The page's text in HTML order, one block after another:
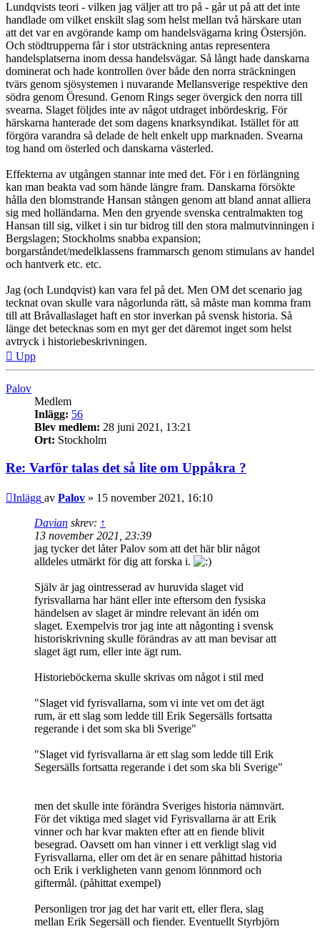
Lundqvists teori - vilken jag väljer att tro på - går ut på att det inte
handlade om vilket enskilt slag som helst mellan två härskare utan
att det var en avgörande kamp om handelsvägarna kring Östersjön.
Och stödtrupperna får i stor utsträckning antas representera
handelsplatserna inom dessa handelsvägar. Så långt hade danskarna
dominerat och hade kontrollen över både den norra sträckningen
tvärs genom sjösystemen i nuvarande Mellansverige respektive den
södra genom Öresund. Genom Rings seger övergick den norra till
svearna. Slaget följdes inte av något utdraget inbördeskrig. För
härskarna hanterade det som dagens knarksyndikat. Istället för att
förgöra varandra så delade de helt enkelt upp marknaden. Svearna
tog hand om österled och danskarna västerled.
Effekterna av utgången stannar inte med det. För i en förlängning
kan man beakta vad som hände längre fram. Danskarna försökte
hålla den blomstrande Hansan stången genom att bland annat alliera
sig med holländarna. Men den gryende svenska centralmakten tog
Hansan till sig, vilket i sin tur bidrog till den stora malmutvinningen i
Bergslagen; Stockholms snabba expansion;
borgarståndet/medelklassens frammarsch genom stimulans av handel
och hantverk etc. etc.
Jag (och Lundqvist) kan vara fel på det. Men OM det scenario jag
tecknat ovan skulle vara någorlunda rätt, så måste man komma fram
till att Bråvallaslaget haft en stor inverkan på svensk historia. Så
länge det betecknas som en myt ger det däremot inget som helst
avtryck i historiebeskrivningen.
Upp
Palov
Medlem
Inlägg: 56
Blev medlem: 28 juni 2021, 13:21
Ort: Stockholm
Re: Varför talas det så lite om Uppåkra ?
Inlägg av Palov » 15 november 2021, 16:10
Davian skrev: ↑
13 november 2021, 23:39
jag tycker det låter Palov som att det här blir något
alldeles utmärkt för dig att forska i.
Själv är jag ointresserad av huruvida slaget vid
fyrisvallarna har hänt eller inte eftersom den fysiska
händelsen av slaget är mindre relevant än idén om
slaget. Exempelvis tror jag inte att någonting i svensk
historiskrivning skulle förändras av att man bevisar att
slaget ägt rum, eller inte ägt rum.
Historieböckerna skulle skrivas om något i stil med
"Slaget vid fyrisvallarna, som vi inte vet om det ägt
rum, är ett slag som ledde till Erik Segersälls fortsatta
regerande i det som ska bli Sverige"
"Slaget vid fyrisvallarna är ett slag som ledde till Erik
Segersälls fortsatta regerande i det som ska bli Sverige"
men det skulle inte förändra Sveriges historia nämnvärt.
För det viktiga med slaget vid Fyrisvallarna är att Erik
vinner och har kvar makten efter att en fiende blivit
besegrad. Oavsett om han vinner i ett verkligt slag vid
Fyrisvallarna, eller om det är en senare påhittad historia
och Erik i verkligheten vann genom lönnmord och
giftermål. (påhittat exempel)
Personligen tror jag det har varit ett, eller flera, slag
mellan Erik Segersäll och fiender. Eventuellt Styrbjörn